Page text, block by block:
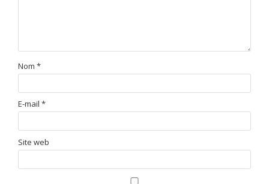
Nom *
E-mail *
Site web